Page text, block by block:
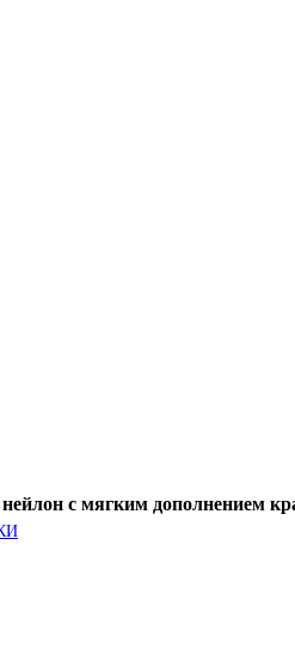
с мягким дополнением